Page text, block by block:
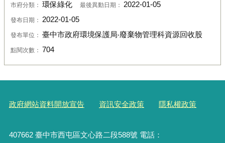
市府分類： 環保綠化 最後異動日期： 2022-01-05
發布日期： 2022-01-05
發布單位： 臺中市政府環境保護局‧廢棄物管理科資源回收股
點閱次數： 704
政府網站資料開放宣告 資訊安全政策 隱私權政策
407662 臺中市西屯區文心路二段588號 電話：